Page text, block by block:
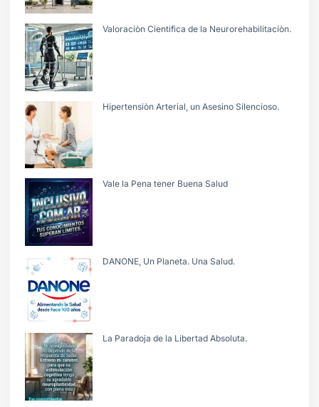
Valoraciòn Cientifica de la Neurorehabilitaciòn.
Hipertensiòn Arterial, un Asesino Silencioso.
Vale la Pena tener Buena Salud
DANONE, Un Planeta. Una Salud.
La Paradoja de la Libertad Absoluta.